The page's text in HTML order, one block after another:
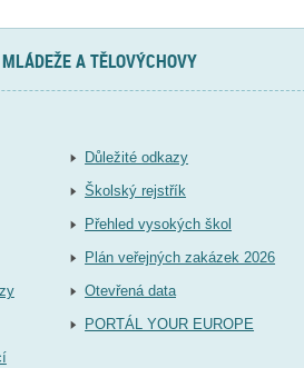
A TĚLOVÝCHOVY
Důležité odkazy
Školský rejstřík
Přehled vysokých škol
Plán veřejných zakázek 2026
Otevřená data
PORTÁL YOUR EUROPE